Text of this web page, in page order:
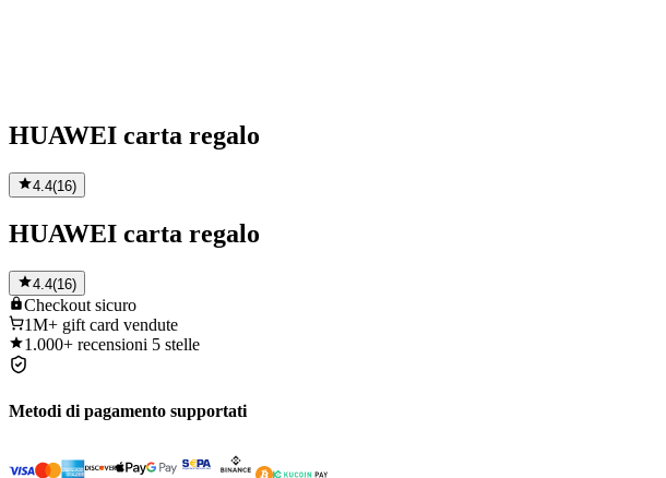
HUAWEI carta regalo
4.4(16)
HUAWEI carta regalo
4.4(16)
Checkout sicuro
1M+ gift card vendute
1.000+ recensioni 5 stelle
Metodi di pagamento supportati